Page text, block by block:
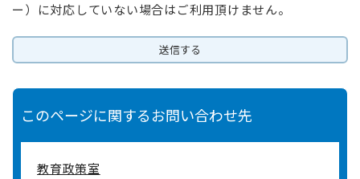
ー）に対応していない場合はご利用頂けません。
このページに関するお問い合わせ先
教育政策室